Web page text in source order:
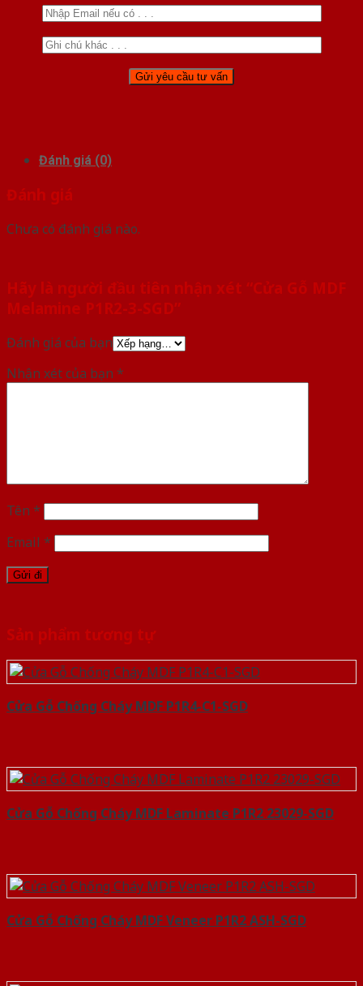
Đánh giá (0)
Đánh giá
Chưa có đánh giá nào.
Hãy là người đầu tiên nhận xét “Cửa Gỗ MDF
Melamine P1R2-3-SGD”
Đánh giá của bạn
Nhận xét của bạn *
Tên *
Email *
Sản phẩm tương tự
Cửa Gỗ Chống Cháy MDF P1R4-C1-SGD
Cửa Gỗ Chống Cháy MDF Laminate P1R2 23029-SGD
Cửa Gỗ Chống Cháy MDF Veneer P1R2 ASH-SGD